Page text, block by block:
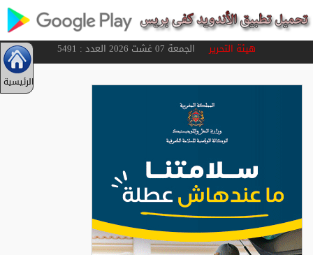
هيئة التحريرالجمعة 07 غشت 2026 العدد : 5491
الرئيسية